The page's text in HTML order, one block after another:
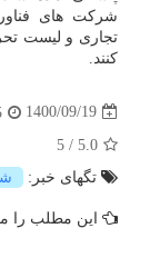
شرکت های
تجاری و لیست
کنند.
1400/09/19
5.0
/
5
تگهای خبر:
این مطلب را